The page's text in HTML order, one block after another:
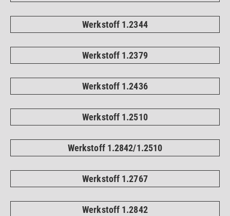
Werkstoff 1.2344
Werkstoff 1.2379
Werkstoff 1.2436
Werkstoff 1.2510
Werkstoff 1.2842/1.2510
Werkstoff 1.2767
Werkstoff 1.2842